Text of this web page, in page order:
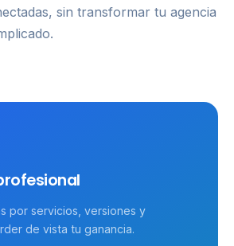
sin transformar tu agencia
por servicios, versiones y
de vista tu ganancia.